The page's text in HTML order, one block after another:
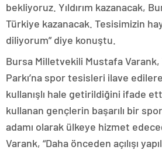
bekliyoruz. Yıldırım kazanacak,
Türkiye kazanacak. Tesisimizin
diliyorum” diye konuştu.
Bursa Milletvekili Mustafa Varank,
Parkı’na spor tesisleri ilave
kullanışlı hale getirildiğini ifade
kullanan gençlerin başarılı bir
adamı olarak ülkeye hizmet
Varank, “Daha önceden açılışı